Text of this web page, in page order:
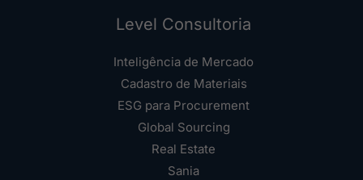
Level Consultoria
Inteligência de Mercado
Cadastro de Materiais
ESG para Procurement
Global Sourcing
Real Estate
Sania